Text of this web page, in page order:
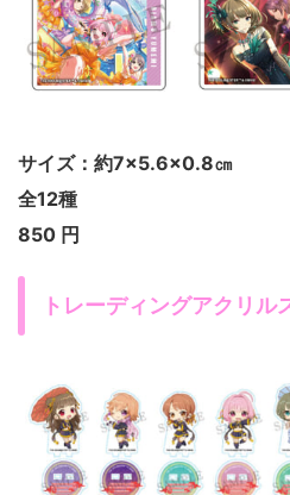
サイズ：約7×5.6×0.8㎝
全12種
850 円
トレーディングアクリル